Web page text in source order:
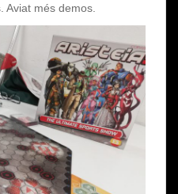
Aviat més demos.